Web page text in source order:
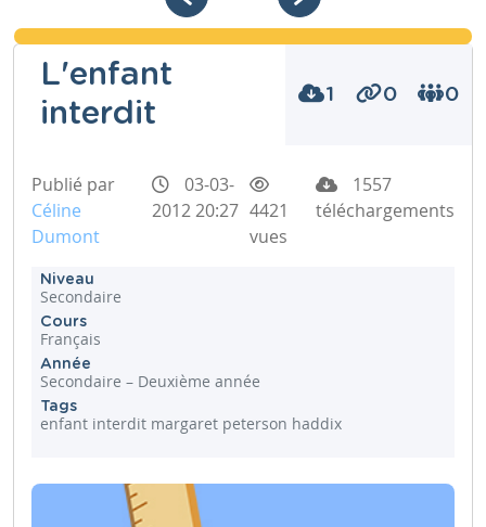
L'enfant
interdit
1 0 0
Publié par
Céline
Dumont
03-03-
2012 20:27 4421
vues
1557
téléchargements
Niveau
Secondaire
Cours
Français
Année
Secondaire – Deuxième année
Tags
enfant interdit margaret peterson haddix